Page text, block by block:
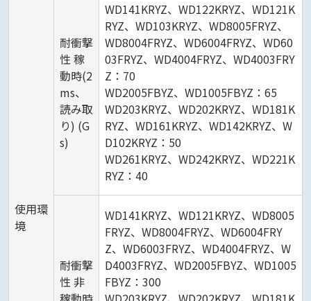
使用環
境
耐衝撃
性 稼
動時(2
ms、
読み取
り) (G
s)
WD141KRYZ、WD122KRYZ、WD121K
RYZ、WD103KRYZ、WD8005FRYZ、
WD8004FRYZ、WD6004FRYZ、WD60
03FRYZ、WD4004FRYZ、WD4003FRY
Z：70
WD2005FBYZ、WD1005FBYZ：65
WD203KRYZ、WD202KRYZ、WD181K
RYZ、WD161KRYZ、WD142KRYZ、W
D102KRYZ：50
WD261KRYZ、WD242KRYZ、WD221K
RYZ：40
耐衝撃
性 非
WD141KRYZ、WD121KRYZ、WD8005
FRYZ、WD8004FRYZ、WD6004FRY
Z、WD6003FRYZ、WD4004FRYZ、W
D4003FRYZ、WD2005FBYZ、WD1005
FBYZ：300